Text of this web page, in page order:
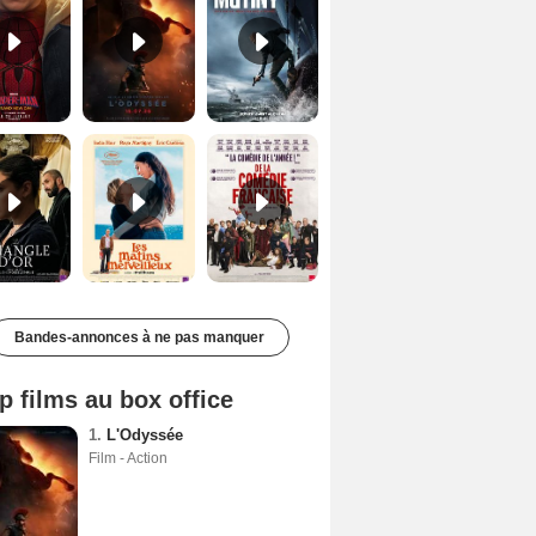
Les Matins merveilleux Bande-annonce VF De la Comédie-Française Teaser VF
Bandes-annonces à ne pas manquer
films au box office
1. L'Odyssée
Film - Action